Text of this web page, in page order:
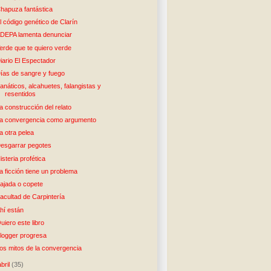
fantástica
código genético de Clarín
lamenta denunciar
que te quiero verde
El Espectador
de sangre y fuego
alcahuetes, falangistas y
resentidos
construcción del relato
convergencia como argumento
otra pelea
pegotes
profética
ficción tiene un problema
o copete
de Carpintería
están
este libro
progresa
Los mitos de la convergencia
(35)